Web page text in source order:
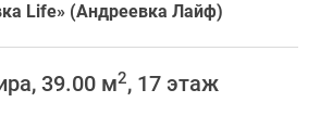
Life» (Андреевка Лайф)
39.00 м2, 17 этаж